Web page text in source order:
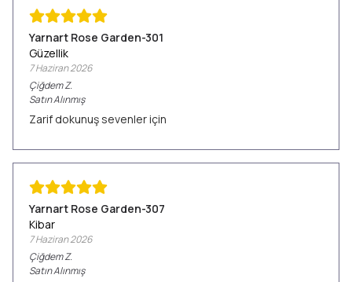
Yarnart Rose Garden-301
Güzellik
7 Haziran 2026
ÇiğdemZ.
Satın Alınmış
Zarif dokunuş sevenler için
Yarnart Rose Garden-307
Kibar
7 Haziran 2026
ÇiğdemZ.
Satın Alınmış